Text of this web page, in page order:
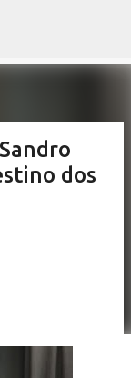
dos